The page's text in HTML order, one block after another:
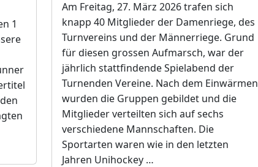
1
Am Freitag, 27. März 2026 trafen sich
knapp 40 Mitglieder der Damenriege, des
Turnvereins und der Männerriege. Grund
für diesen grossen Aufmarsch, war der
jährlich stattfindende Spielabend der
Turnenden Vereine. Nach dem Einwärmen
wurden die Gruppen gebildet und die
Mitglieder verteilten sich auf sechs
verschiedene Mannschaften. Die
Sportarten waren wie in den letzten
Jahren Unihockey …